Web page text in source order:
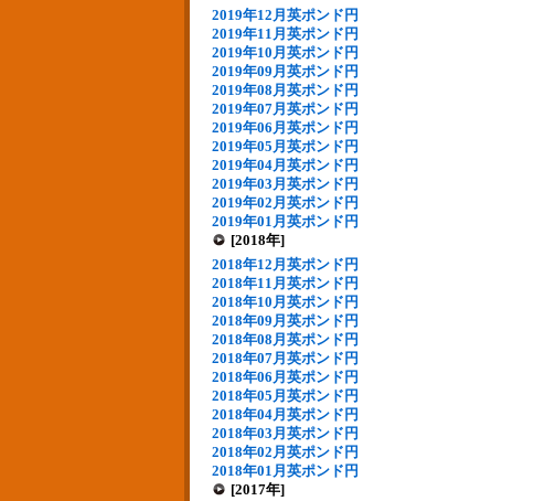
2019年12月英ポンド円
2019年11月英ポンド円
2019年10月英ポンド円
2019年09月英ポンド円
2019年08月英ポンド円
2019年07月英ポンド円
2019年06月英ポンド円
2019年05月英ポンド円
2019年04月英ポンド円
2019年03月英ポンド円
2019年02月英ポンド円
2019年01月英ポンド円
[2018年]
2018年12月英ポンド円
2018年11月英ポンド円
2018年10月英ポンド円
2018年09月英ポンド円
2018年08月英ポンド円
2018年07月英ポンド円
2018年06月英ポンド円
2018年05月英ポンド円
2018年04月英ポンド円
2018年03月英ポンド円
2018年02月英ポンド円
2018年01月英ポンド円
[2017年]